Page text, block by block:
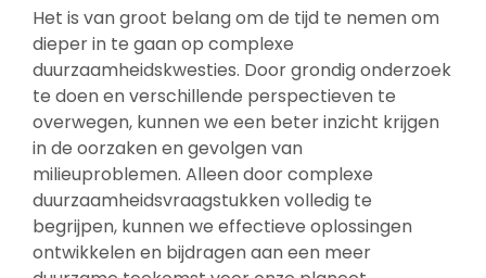
Het is van groot belang om de tijd te nemen om
dieper in te gaan op complexe
duurzaamheidskwesties. Door grondig onderzoek
te doen en verschillende perspectieven te
overwegen, kunnen we een beter inzicht krijgen
in de oorzaken en gevolgen van
milieuproblemen. Alleen door complexe
duurzaamheidsvraagstukken volledig te
begrijpen, kunnen we effectieve oplossingen
ontwikkelen en bijdragen aan een meer